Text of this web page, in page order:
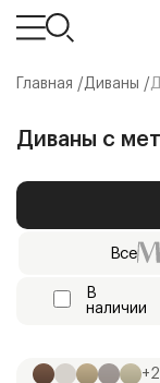
Главная /Диваны /
Диваны с
Все
В
наличии
+